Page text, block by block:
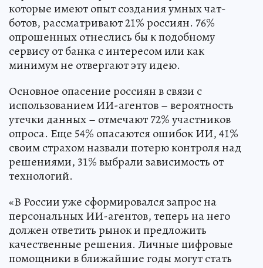
которые имеют опыт создания умных чат-
ботов, рассматривают 21% россиян. 76%
опрошенных отнеслись бы к подобному
сервису от банка с интересом или как
минимум не отвергают эту идею.
Основное опасение россиян в связи с
использованием ИИ-агентов – вероятность
утечки данных – отмечают 72% участников
опроса. Еще 54% опасаются ошибок ИИ, 41%
своим страхом назвали потерю контроля над
решениями, 31% выбрали зависимость от
технологий.
«В России уже сформировался запрос на
персональных ИИ-агентов, теперь на него
должен ответить рынок и предложить
качественные решения. Личные цифровые
помощники в ближайшие годы могут стать